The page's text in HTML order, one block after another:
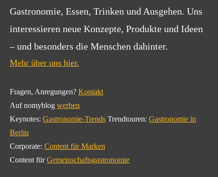
Gastronomie, Essen, Trinken und Ausgehen. Uns
interessieren neue Konzepte, Produkte und Ideen
– und besonders die Menschen dahinter.
Mehr über uns hier.
Fragen, Anregungen? Kontakt
Auf nomyblog werben
Keynotes: Gastronomie-Trends Trendtouren: Gastronomie in
Berlin
Corporate: Content für Marken
Content fürGemeinschaftsgastronomie